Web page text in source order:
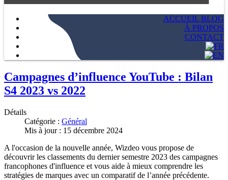
ACCUEIL BLOG
À PROPOS
CONTACT
Campagnes d’influence YouTube : Bilan
S4 2023 vs 2022
Détails
Catégorie : Général
Mis à jour : 15 décembre 2024
A l'occasion de la nouvelle année, Wizdeo vous propose de
découvrir les classements du dernier semestre 2023 des campagnes
francophones d'influence et vous aide à mieux comprendre les
stratégies de marques avec un comparatif de l’année précédente.